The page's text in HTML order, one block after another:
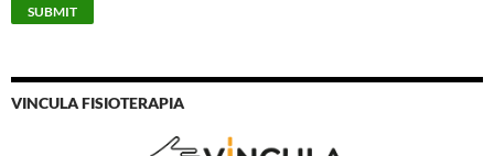
VINCULA FISIOTERAPIA